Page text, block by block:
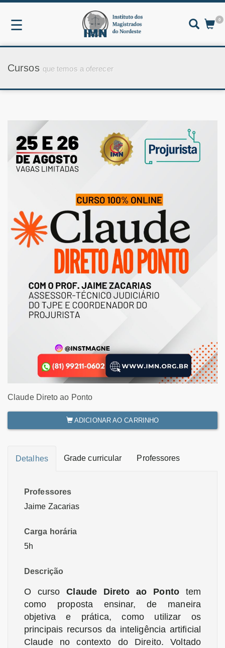
☰ 0
Cursos que temos a oferecer
Claude Direto ao Ponto
ADICIONAR AO CARRINHO
Detalhes Grade curricular Professores
Professores
Jaime Zacarias
Carga horária
5h
Descrição
O cursoClaude Direto ao Pontotem
como proposta ensinar, de maneira
objetiva e prática, como utilizar os
principais recursos da inteligência artificial
Claude no contexto do Direito. Voltado